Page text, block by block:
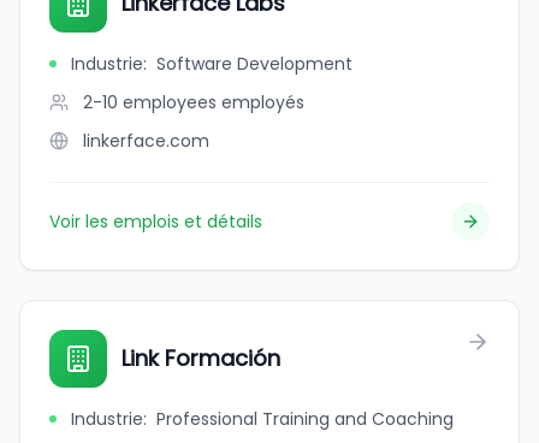
Industrie: Software Development
2-10 employees employés
linkerface.com
Voir les emplois et détails
Link Formación
Industrie: Professional Training and Coaching